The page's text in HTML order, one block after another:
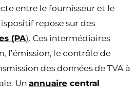
entre le fournisseur et le
repose sur des
(PA). Ces intermédiaires
l’émission, le contrôle de
des données de TVA à
Un annuaire central